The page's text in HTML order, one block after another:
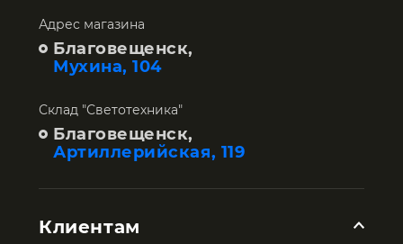
Адрес магазина
Благовещенск,
Мухина, 104
Склад "Светотехника"
Благовещенск,
Артиллерийская, 119
Клиентам